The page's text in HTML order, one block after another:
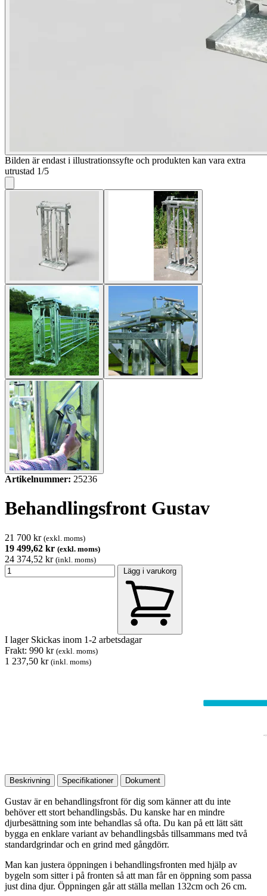
Bilden är endast i illustrationssyfte och produkten kan vara extra
utrustad 1/5
Artikelnummer: 25236
Behandlingsfront Gustav
21 700 kr (exkl. moms)
19 499,62 kr (exkl. moms)
24 374,52 kr (inkl. moms)
Lägg i varukorg
I lager Skickas inom 1-2 arbetsdagar
Frakt: 990 kr (exkl. moms)
1 237,50 kr (inkl. moms)
Beskrivning Specifikationer Dokument
Gustav är en behandlingsfront för dig som känner att du inte
behöver ett stort behandlingsbås. Du kanske har en mindre
djurbesättning som inte behandlas så ofta. Du kan på ett lätt sätt
bygga en enklare variant av behandlingsbås tillsammans med två
standardgrindar och en grind med gångdörr.
Man kan justera öppningen i behandlingsfronten med hjälp av
bygeln som sitter i på fronten så att man får en öppning som passa
just dina djur. Öppningen går att ställa mellan 132cm och 26 cm.